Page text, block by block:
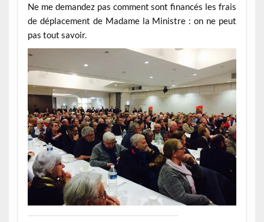
Ne me demandez pas comment sont financés les frais
de déplacement de Madame la Ministre : on ne peut
pas tout savoir.